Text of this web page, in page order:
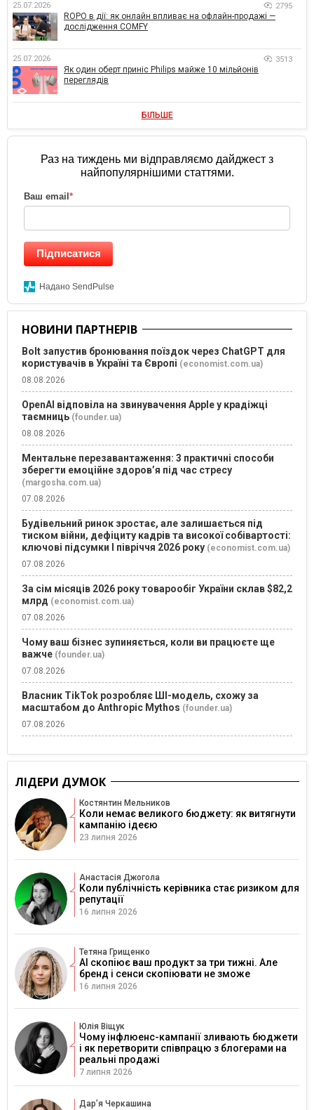
25.07.2026 2795
ROPO в дії: як онлайн впливає на офлайн-продажі —
дослідження COMFY
25.07.2026 3513
Як один оберт приніс Philips майже 10 мільйонів
переглядів
БІЛЬШЕ
Раз на тиждень ми відправляємо дайджест з
найпопулярнішими статтями.
Ваш email *
Підписатися
Надано SendPulse
НОВИНИ ПАРТНЕРІВ
Bolt запустив бронювання поїздок через ChatGPT для
користувачів в Україні та Європі (economist.com.ua)
08.08.2026
OpenAI відповіла на звинувачення Apple у крадіжці
таємниць (founder.ua)
08.08.2026
Ментальне перезавантаження: 3 практичні способи
зберегти емоційне здоров’я під час стресу
(margosha.com.ua)
07.08.2026
Будівельний ринок зростає, але залишається під
тиском війни, дефіциту кадрів та високої собівартості:
ключові підсумки І півріччя 2026 року (economist.com.ua)
07.08.2026
За сім місяців 2026 року товарообіг України склав $82,2
млрд (economist.com.ua)
07.08.2026
Чому ваш бізнес зупиняється, коли ви працюєте ще
важче (founder.ua)
07.08.2026
Власник TikTok розробляє ШІ-модель, схожу за
масштабом до Anthropic Mythos (founder.ua)
07.08.2026
ЛІДЕРИ ДУМОК
Костянтин Мельников
Коли немає великого бюджету: як витягнути
кампанію ідеєю
23 липня 2026
Анастасія Джогола
Коли публічність керівника стає ризиком для
репутації
16 липня 2026
Тетяна Грищенко
AI скопіює ваш продукт за три тижні. Але
бренд і сенси скопіювати не зможе
16 липня 2026
Юлія Віщук
Чому інфлюенс-кампанії зливають бюджети
і як перетворити співпрацю з блогерами на
реальні продажі
7 липня 2026
Дарʼя Черкашина